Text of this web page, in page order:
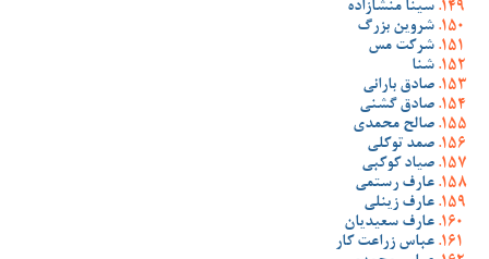
سینا منشازاده
شروین بزرگ
شرکت مس
شنا
صادق بارانی
صادق گشنی
صالح محمدی
صمد توکلی
صیاد کوکبی
عارف رستمی
عارف زینلی
عارف سعیدیان
عباس زراعت کار